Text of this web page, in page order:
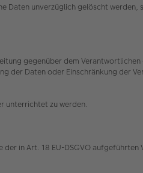
Daten unverzüglich gelöscht
gegenüber dem
Daten oder Einschränkung der
unterrichtet zu werden.
in Art. 18 EU-DSGVO